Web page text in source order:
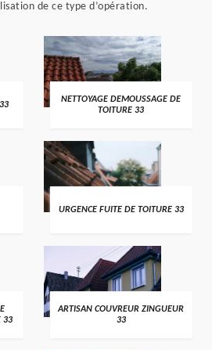
de ce type d’opération.
NETTOYAGE DEMOUSSAGE DE
TOITURE 33
URGENCE FUITE DE TOITURE 33
33
ARTISAN COUVREUR ZINGUEUR
33